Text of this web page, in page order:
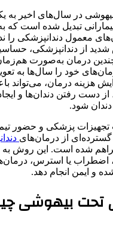
در سال‌های اخیر به
تبدیل شده است که
معمول دندانپزشکی را
شدید از دندانپزشکی،
چندین درمان به‌صورت
خود را سال‌ها به
هزینه درمان، می‌تواند
دست رفتن دندان‌ها و
شود.
تجهیزات پزشکی و حضور
از درمان‌های
شده است. این روش به
یا استرس،
و ایمن انجام دهد.
تحت بیهوشی